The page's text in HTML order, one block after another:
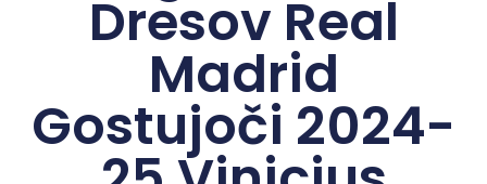
Dresov Real
Madrid
Gostujoči 2024-